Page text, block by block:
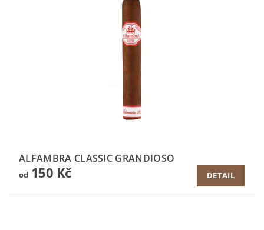
ALFAMBRA CLASSIC GRANDIOSO
od150 Kč DETAIL